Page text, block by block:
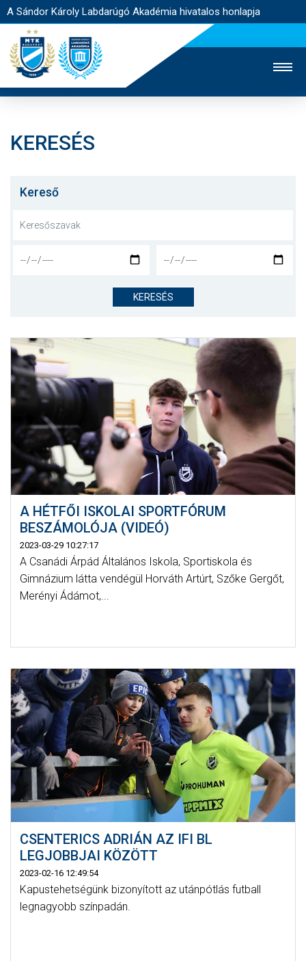
A Sándor Károly Labdarúgó Akadémia hivatalos honlapja
JEGYÉRTÉKESÍTÉS
NYITÓLAP
AKADÉMIA
GALÉRIA
JELENTKEZÉS
SZURKOLÓI ÉLMÉNYEK
VEZETŐSÉG
KERESÉS
Kereső
KERESÉS
A HÉTFŐI ISKOLAI SPORTFÓRUM
BESZÁMOLÓJA (VIDEÓ)
2023-03-29 10:27:17
A Csanádi Árpád Általános Iskola, Sportiskola és
Gimnázium látta vendégül Horváth Artúrt, Szőke Gergőt,
Merényi Ádámot,...
CSENTERICS ADRIÁN AZ IFI BL
LEGJOBBJAI KÖZÖTT
2023-02-16 12:49:54
Kapustehetségünk bizonyított az utánpótlás futball
legnagyobb színpadán.